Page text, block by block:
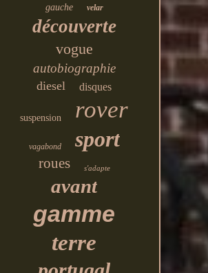
gauche velar
découverte
vogue
autobiographie
diesel disques
suspension rover
vagabond sport
roues s'adapte
avant
gamme
terre